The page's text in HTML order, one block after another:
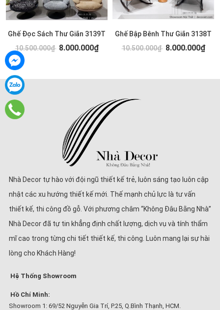
Ghế Đọc Sách Thư Giãn 3139T
10.500.000₫ 8.000.000₫
Ghế Bập Bênh Thư Giãn 3138T
10.500.000₫ 8.000.000₫
Nhà Decor tự hào với đội ngũ thiết kế trẻ, luôn sáng tạo luôn cập
nhật các xu hướng thiết kế mới. Thế mạnh chủ lực là tư vấn
thiết kế, thi công đồ gỗ. Với phương châm “Không Đâu Bằng Nhà”
Nhà Decor đã tự tin khẳng định chất lượng, dịch vụ và tính thẩm
mĩ cao trong từng chi tiết thiết kế, thi công. Luôn mang lại sự hài
lòng cho Khách Hàng!
Hệ Thống Showroom
Hồ Chí Minh:
Showroom 1: 69/52 Nguyễn Gia Trí, P.25, Q.Bình Thạnh, HCM.